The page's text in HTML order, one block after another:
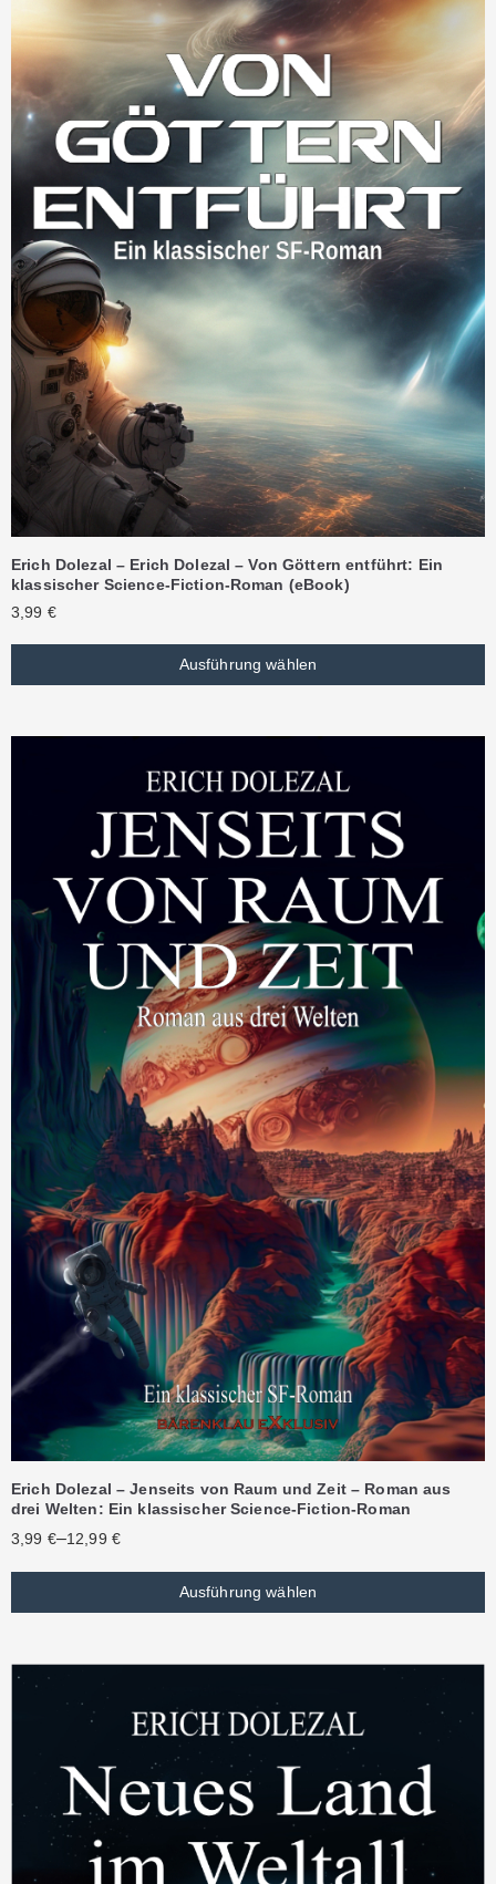
Erich Dolezal – Erich Dolezal – Von Göttern entführt: Ein
klassischer Science-Fiction-Roman (eBook)
3,99 €
Ausführung wählen
Erich Dolezal – Jenseits von Raum und Zeit – Roman aus
drei Welten: Ein klassischer Science-Fiction-Roman
3,99 €–12,99 €
Ausführung wählen